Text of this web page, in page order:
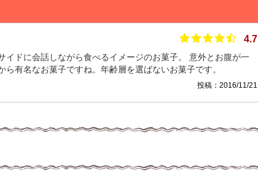
4.7
ドに会話しながら食べるイメージのお菓子。 意外とお腹が一
有名なお菓子ですね。年齢層を選ばないお菓子です。
投稿：2016/11/21